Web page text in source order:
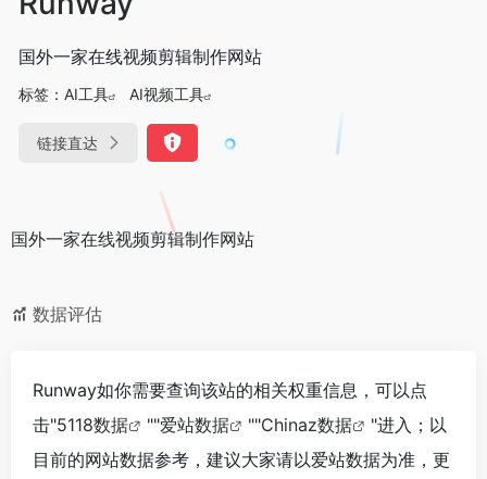
国外一家在线视频剪辑制作网站
标签： AI工具 AI视频工具
链接直达
国外一家在线视频剪辑制作网站
数据评估
Runway如你需要查询该站的相关权重信息，可以点
击"5118数据 ""爱站数据 ""Chinaz数据
"进入；以
目前的网站数据参考，建议大家请以爱站数据为准，更